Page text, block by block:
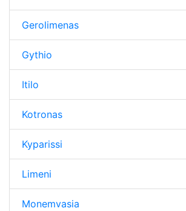
Gerolimenas
Gythio
Itilo
Kotronas
Kyparissi
Limeni
Monemvasia